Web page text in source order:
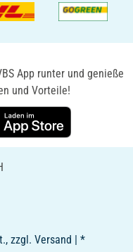
App runter und genieße
und Vorteile!
zzgl. Versand | *